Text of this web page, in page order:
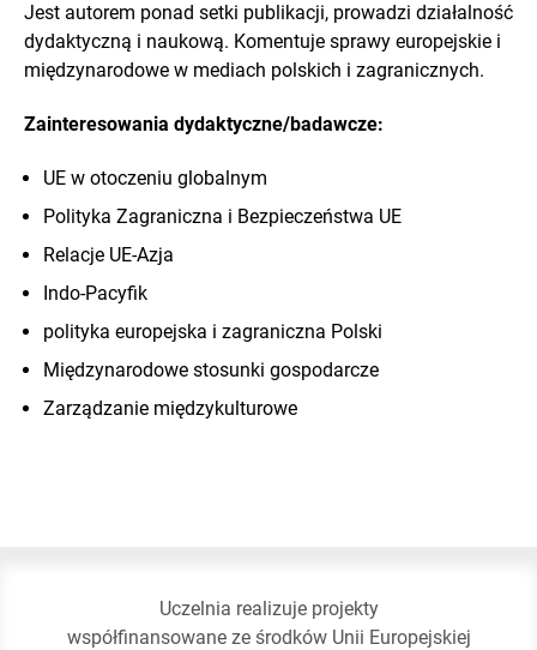
Jest autorem ponad setki publikacji, prowadzi działalność
dydaktyczną i naukową. Komentuje sprawy europejskie i
międzynarodowe w mediach polskich i zagranicznych.
Zainteresowania dydaktyczne/badawcze:
UE w otoczeniu globalnym
Polityka Zagraniczna i Bezpieczeństwa UE
Relacje UE-Azja
Indo-Pacyfik
polityka europejska i zagraniczna Polski
Międzynarodowe stosunki gospodarcze
Zarządzanie międzykulturowe
Uczelnia realizuje projekty
współfinansowane ze środków Unii Europejskiej